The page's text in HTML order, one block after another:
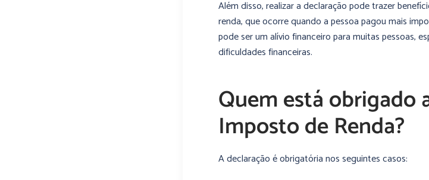
Além disso, realizar a declaração pode trazer
renda, que ocorre quando a pessoa pagou mais
pode ser um alívio financeiro para muitas pessoas,
dificuldades financeiras.
Quem está obrigado
Imposto de Renda?
A declaração é obrigatória nos seguintes casos: